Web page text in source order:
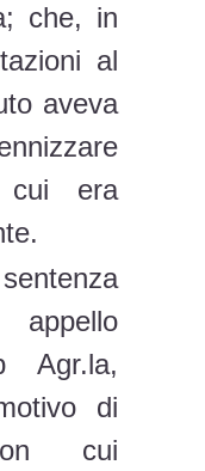
che, in
al
aveva
cui era
Agr.la,
di
cui